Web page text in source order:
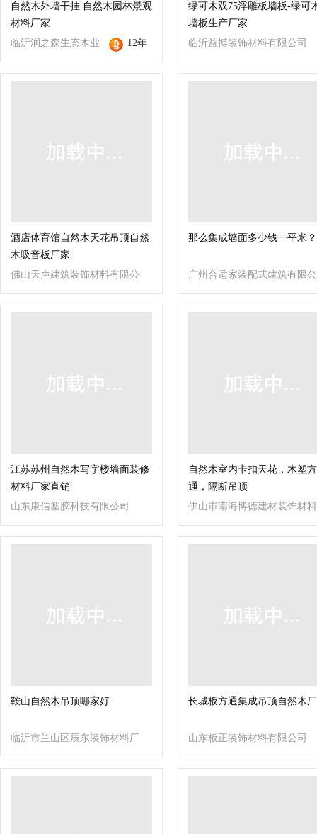
自然木外墙干挂 自然木园林景观
材料厂家
临沂润之森生态木业
有限公司
12年
绿可木双75浮雕板墙板-绿可
墙板生产厂家
临沂益博装饰材料有限公司
酒店体育馆自然木天花吊顶自然
木吸音板厂家
佛山天声建筑装饰材料有限公
司
那么集成墙面多少钱一平米？
广州合适家装配式建筑有限公
司
江苏苏州自然木写字楼墙面装修
材料厂家直销
山东康信塑胶科技有限公司
自然木室内卡扣天花，木塑方
通，隔断吊顶
佛山市南海博德建材装饰材料
有限公司
鞍山自然木吊顶哪家好
临沂市兰山区辰东装饰材料厂
长城板方通集成吊顶自然木
山东板正装饰材料有限公司